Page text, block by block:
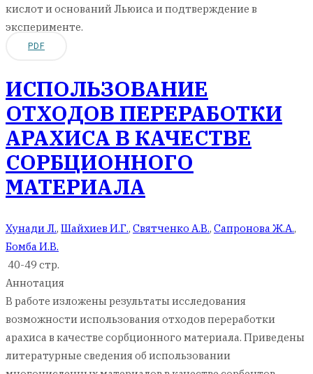
кислот и оснований Льюиса и подтверждение в
эксперименте.
PDF
ИСПОЛЬЗОВАНИЕ
ОТХОДОВ ПЕРЕРАБОТКИ
АРАХИСА В КАЧЕСТВЕ
СОРБЦИОННОГО
МАТЕРИАЛА
Хунади Л., Шайхиев И.Г., Святченко А.В., Сапронова Ж.А.,
Бомба И.В.
40-49 стр.
Аннотация
В работе изложены результаты исследования
возможности использования отходов переработки
арахиса в качестве сорбционного материала. Приведены
литературные сведения об использовании